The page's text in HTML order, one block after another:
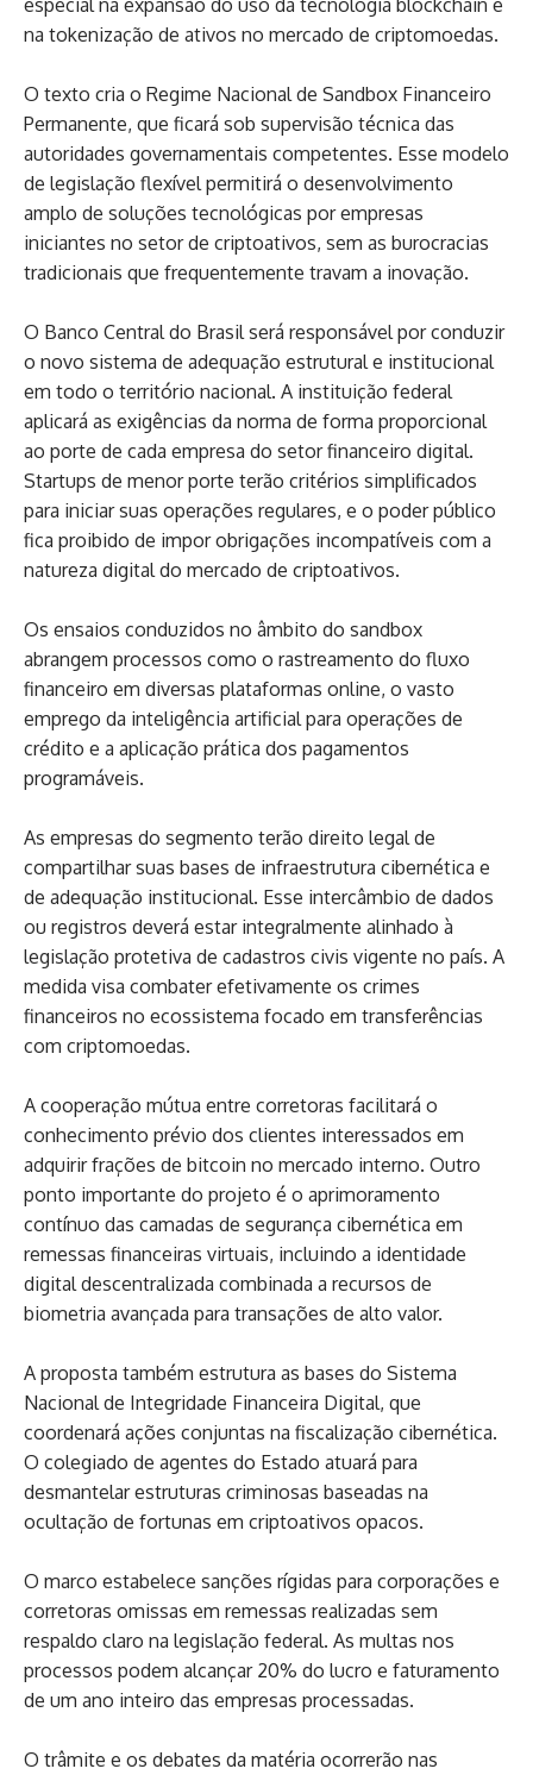
na tokenização de ativos no mercado de criptomoedas.
O texto cria o Regime Nacional de Sandbox Financeiro
Permanente, que ficará sob supervisão técnica das
autoridades governamentais competentes. Esse modelo
de legislação flexível permitirá o desenvolvimento
amplo de soluções tecnológicas por empresas
iniciantes no setor de criptoativos, sem as burocracias
tradicionais que frequentemente travam a inovação.
O Banco Central do Brasil será responsável por conduzir
o novo sistema de adequação estrutural e institucional
em todo o território nacional. A instituição federal
aplicará as exigências da norma de forma proporcional
ao porte de cada empresa do setor financeiro digital.
Startups de menor porte terão critérios simplificados
para iniciar suas operações regulares, e o poder público
fica proibido de impor obrigações incompatíveis com a
natureza digital do mercado de criptoativos.
Os ensaios conduzidos no âmbito do sandbox
abrangem processos como o rastreamento do fluxo
financeiro em diversas plataformas online, o vasto
emprego da inteligência artificial para operações de
crédito e a aplicação prática dos pagamentos
programáveis.
As empresas do segmento terão direito legal de
compartilhar suas bases de infraestrutura cibernética e
de adequação institucional. Esse intercâmbio de dados
ou registros deverá estar integralmente alinhado à
legislação protetiva de cadastros civis vigente no país. A
medida visa combater efetivamente os crimes
financeiros no ecossistema focado em transferências
com criptomoedas.
A cooperação mútua entre corretoras facilitará o
conhecimento prévio dos clientes interessados em
adquirir frações de bitcoin no mercado interno. Outro
ponto importante do projeto é o aprimoramento
contínuo das camadas de segurança cibernética em
remessas financeiras virtuais, incluindo a identidade
digital descentralizada combinada a recursos de
biometria avançada para transações de alto valor.
A proposta também estrutura as bases do Sistema
Nacional de Integridade Financeira Digital, que
coordenará ações conjuntas na fiscalização cibernética.
O colegiado de agentes do Estado atuará para
desmantelar estruturas criminosas baseadas na
ocultação de fortunas em criptoativos opacos.
O marco estabelece sanções rígidas para corporações e
corretoras omissas em remessas realizadas sem
respaldo claro na legislação federal. As multas nos
processos podem alcançar 20% do lucro e faturamento
de um ano inteiro das empresas processadas.
O trâmite e os debates da matéria ocorrerão nas